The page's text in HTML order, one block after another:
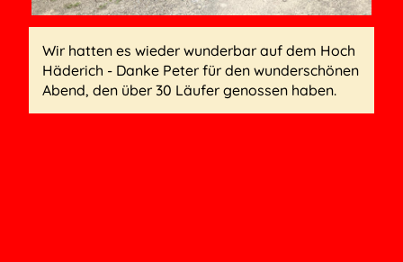
Wir hatten es wieder wunderbar auf dem Hoch
Häderich - Danke Peter für den wunderschönen
Abend, den über 30 Läufer genossen haben.